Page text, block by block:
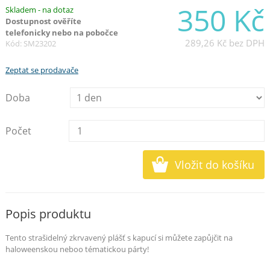
350 Kč
289,26 Kč bez DPH
Skladem - na dotaz
Dostupnost ověříte
telefonicky nebo na pobočce
Kód: SM23202
Zeptat se prodavače
Doba
Počet
Popis produktu
Tento strašidelný zkrvavený plášť s kapucí si můžete zapůjčit na
haloweenskou neboo tématickou párty!